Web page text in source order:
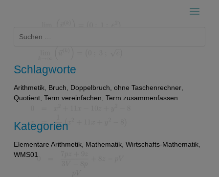
nach:
Schlagworte
Arithmetik, Bruch, Doppelbruch, ohne Taschenrechner,
Quotient, Term vereinfachen, Term zusammenfassen
Kategorien
Elementare Arithmetik, Mathematik, Wirtschafts-Mathematik,
WMS01